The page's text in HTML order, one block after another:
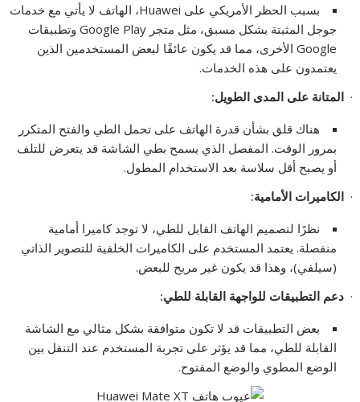
بسبب الحظر الأمريكي على Huawei، الهاتف لا يأتي مع خدمات
جوجل المثبتة بشكل مسبق، مثل متجر Google Play وتطبيقات
Google الأخرى، مما قد يكون عائقًا لبعض المستخدمين الذين
يعتمدون على هذه الخدمات.
·المتانة على المدى الطويل:
هناك قلق بشأن قدرة الهاتف على تحمل الطي والفتح المتكرر
بمرور الوقت. المفصل الذي يسمح بطي الشاشة قد يتعرض للتلف
أو يصبح أقل سلاسة بعد الاستخدام المطول.
·الكاميرات الأمامية:
نظرًا لتصميم الهاتف القابل للطي، لا توجد كاميرا أمامية
منفصلة. يعتمد المستخدم على الكاميرات الخلفية للتصوير الذاتي
(سيلفي)، وهذا قد يكون غير مريح للبعض.
·دعم التطبيقات للواجهة القابلة للطي:
بعض التطبيقات قد لا تكون متوافقة بشكل مثالي مع الشاشة
القابلة للطي، مما قد يؤثر على تجربة المستخدم عند التنقل بين
الوضع المطوي والوضع المفتوح.